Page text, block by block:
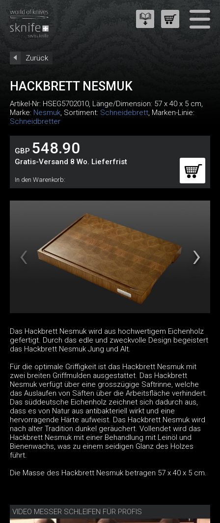
Zurück
HACKBRETT NESMUK
Artikel-Nr: HSEG5702010, Länge/Dimension: 57 x 40 x 5 cm,
Marke: Nesmuk, Sortiment: Schneidebrett, Marken-Linie:
Schneidbretter
GBP 548.90
Gratis-Versand 8 Wo. Lieferfrist
In den Warenkorb:
Das Hackbrett Nesmuk wird aus hochwertigem Eichenholz
gefertigt. Durch das edle und zweckvolle Design begeistert
das Hackbrett Nesmuk Jung und Alt.
Für die optimale Griffigkeit ist das Hackbrett Nesmuk mit
zwei breiten Griffmulden ausgestattet. Das Hackbrett
Nesmuk verfügt über eine grosszügige Saftrinne, welche
das Auslaufen von Säften über die Arbeitsfläche verhindert.
Das süddeutsche Eichenholz zeichnet sich dadurch aus,
dass es von Natur aus antibakteriell wirkt und eine
hervorragende Härte aufweist. Das Hackbrett Nesmuk wird
nach alter Tradition dunkel geräuchert. Vollendet wird das
Hackbrett Nesmuk mit einer Behandlung mit Leinöl und
Bienenwachs, was zu einem seidigen Glanz des Holzes
führt.
Die Masse des Hackbrett Nesmuk betragen 57 x 40 x 5 cm.
VIDEO MESSER SCHLEIFEN FÜR PROFIS